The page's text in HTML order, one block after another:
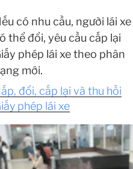
có nhu cầu, người lái xe
thể đổi, yêu cầu cấp lại
phép lái xe theo phân
mới.
đổi, cấp lại và thu hồi
phép lái xe